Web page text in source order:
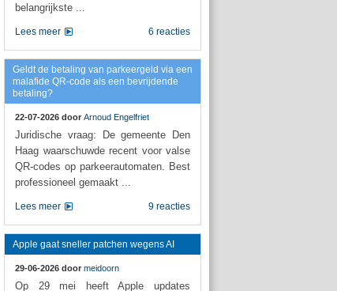
belangrijkste ...
6 reacties
Lees meer
Geldt de betaling van parkeergeld via een
malafide QR-code als een bevrijdende
betaling?
22-07-2026 door Arnoud Engelfriet
Juridische vraag: De gemeente Den
Haag waarschuwde recent voor valse
QR-codes op parkeerautomaten. Best
professioneel gemaakt ...
9 reacties
Lees meer
Apple gaat sneller patchen wegens AI
29-06-2026 door meidoorn
Op 29 mei heeft Apple updates